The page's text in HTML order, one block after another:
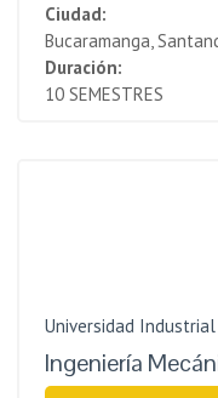
Ciudad:
Bucaramanga,
Duración:
10 SEMESTRES
Universidad
Ingeniería